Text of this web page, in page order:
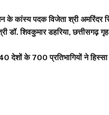
के कांस्य पदक विजेता श्री अमरिंदर
शिवकुमार डहरिया, छत्तीसगढ़
के 700 प्रतिभागियों ने हिस्सा